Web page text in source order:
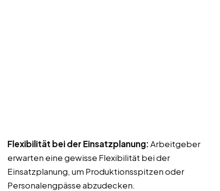
Flexibilität bei der Einsatzplanung:Arbeitgeber
erwarten eine gewisse Flexibilität bei der
Einsatzplanung, um Produktionsspitzen oder
Personalengpässe abzudecken.